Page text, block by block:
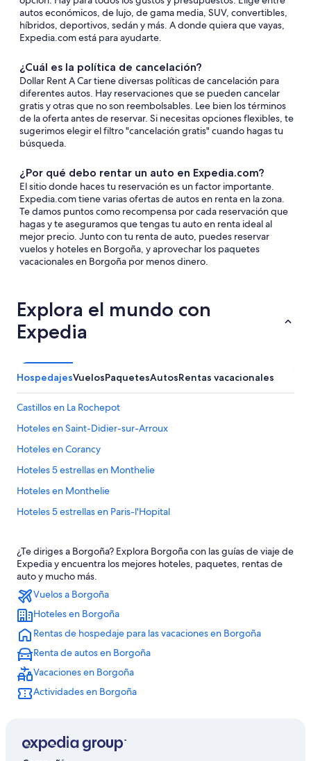
autos económicos, de lujo, de gama media, SUV, convertibles,
híbridos, deportivos, sedán y más. A donde quiera que vayas,
Expedia.com está para ayudarte.
¿Cuál es la política de cancelación?
Dollar Rent A Car tiene diversas políticas de cancelación para
diferentes autos. Hay reservaciones que se pueden cancelar
gratis y otras que no son reembolsables. Lee bien los términos
de la oferta antes de reservar. Si necesitas opciones flexibles, te
sugerimos elegir el filtro "cancelación gratis" cuando hagas tu
búsqueda.
¿Por qué debo rentar un auto en Expedia.com?
El sitio donde haces tu reservación es un factor importante.
Expedia.com tiene varias ofertas de autos en renta en la zona.
Te damos puntos como recompensa por cada reservación que
hagas y te aseguramos que tengas tu auto en renta ideal al
mejor precio. Junto con tu renta de auto, puedes reservar
vuelos y hoteles en Borgoña, y aprovechar los paquetes
vacacionales en Borgoña por menos dinero.
Explora el mundo con
Expedia
HospedajesVuelosPaquetesAutosRentas vacacionales
Castillos en La Rochepot
Hoteles en Saint-Didier-sur-Arroux
Hoteles en Corancy
Hoteles 5 estrellas en Monthelie
Hoteles en Monthelie
Hoteles 5 estrellas en Paris-l'Hopital
B&B en Paris-l'Hopital
Hoteles de Logis International Services en Paris-l'Hopital
Hoteles en Paris-l'Hopital
Hoteles en Nolay
Hoteles en Sampigny-lès-Maranges
Hoteles en La Grande-Verriere
Hoteles en Poil
Hoteles en Saint-Leger-sous-Beuvray
Chalets en Cotes de Beaune
¿Te diriges a Borgoña? Explora Borgoña con las guías de viaje de
Expedia y encuentra los mejores hoteles, paquetes, rentas de
auto y mucho más.
Vuelos a Borgoña
Hoteles en Borgoña
Rentas de hospedaje para las vacaciones en Borgoña
Renta de autos en Borgoña
Vacaciones en Borgoña
Actividades en Borgoña